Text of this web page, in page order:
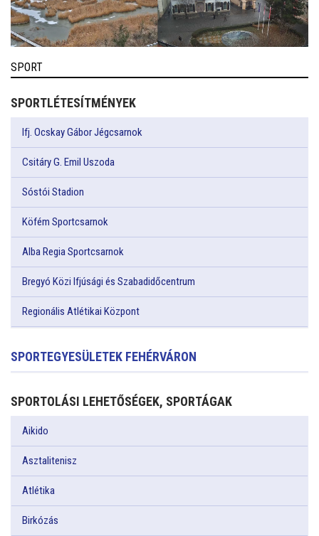
SPORT
SPORTLÉTESÍTMÉNYEK
Ifj. Ocskay Gábor Jégcsarnok
Csitáry G. Emil Uszoda
Sóstói Stadion
Köfém Sportcsarnok
Alba Regia Sportcsarnok
Bregyó Közi Ifjúsági és Szabadidőcentrum
Regionális Atlétikai Központ
SPORTEGYESÜLETEK FEHÉRVÁRON
SPORTOLÁSI LEHETŐSÉGEK, SPORTÁGAK
Aikido
Asztalitenisz
Atlétika
Birkózás